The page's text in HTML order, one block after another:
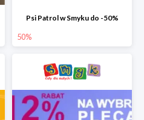
Psi Patrol w Smyku do -50%
50%